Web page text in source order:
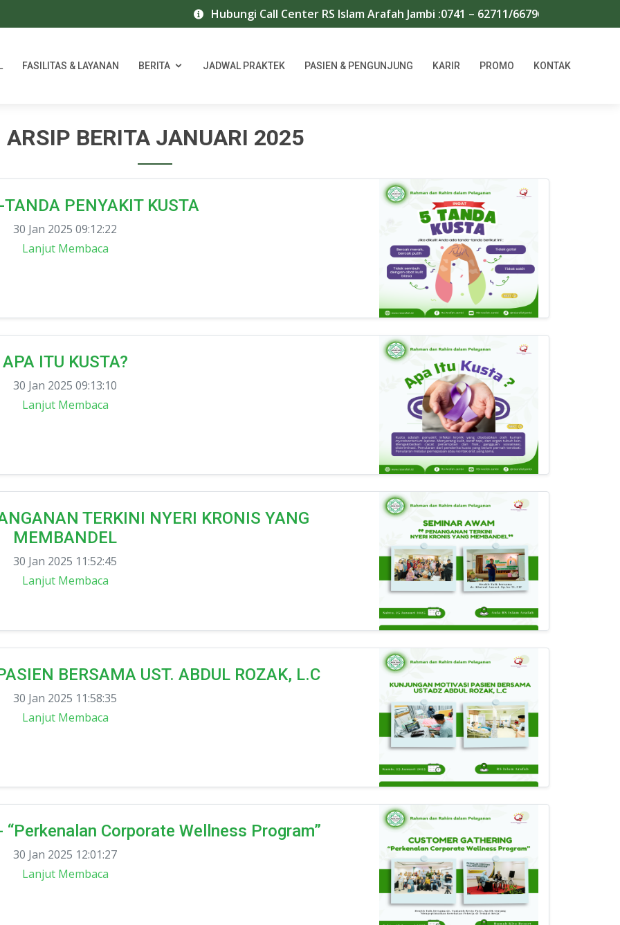
Hubungi Call Center RS Islam Arafah Jambi :0741 – 62711/667966 | WA : 08117456716
FASILITAS & LAYANAN BERITA JADWAL PRAKTEK PASIEN & PENGUNJUNG KARIR PROMO KONTAK
ARSIP BERITA JANUARI 2025
PENYAKIT KUSTA
30 Jan 2025 09:12:22
Lanjut Membaca
APA ITU KUSTA?
30 Jan 2025 09:13:10
Lanjut Membaca
TERKINI NYERI KRONIS YANG
MEMBANDEL
30 Jan 2025 11:52:45
Lanjut Membaca
BERSAMA UST. ABDUL ROZAK, L.C
30 Jan 2025 11:58:35
Lanjut Membaca
“Perkenalan Corporate Wellness Program”
30 Jan 2025 12:01:27
Lanjut Membaca